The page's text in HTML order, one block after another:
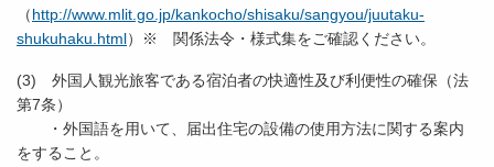
（http://www.mlit.go.jp/kankocho/shisaku/sangyou/juutaku-
shukuhaku.html）※ 関係法令・様式集をご確認ください。
(3) 外国人観光旅客である宿泊者の快適性及び利便性の確保（法
第7条）
・外国語を用いて、届出住宅の設備の使用方法に関する案内
をすること。